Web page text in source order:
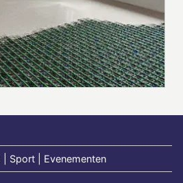
| Sport | Evenementen